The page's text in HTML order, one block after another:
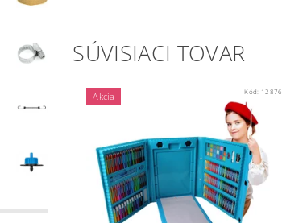
SÚVISIACI TOVAR
Akcia Kód: 12876